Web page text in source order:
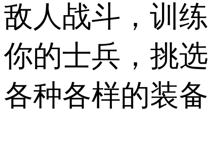
敌人战斗，训练
你的士兵，挑选
各种各样的装备